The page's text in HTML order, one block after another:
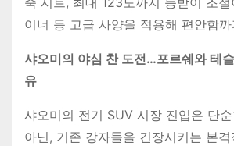
이너 등 고급 사양을 적용해 편안함
샤오미의 야심 찬 도전…포르쉐와 테
유
샤오미의 전기 SUV 시장 진입은 단
아닌, 기존 강자들을 긴장시키는 본